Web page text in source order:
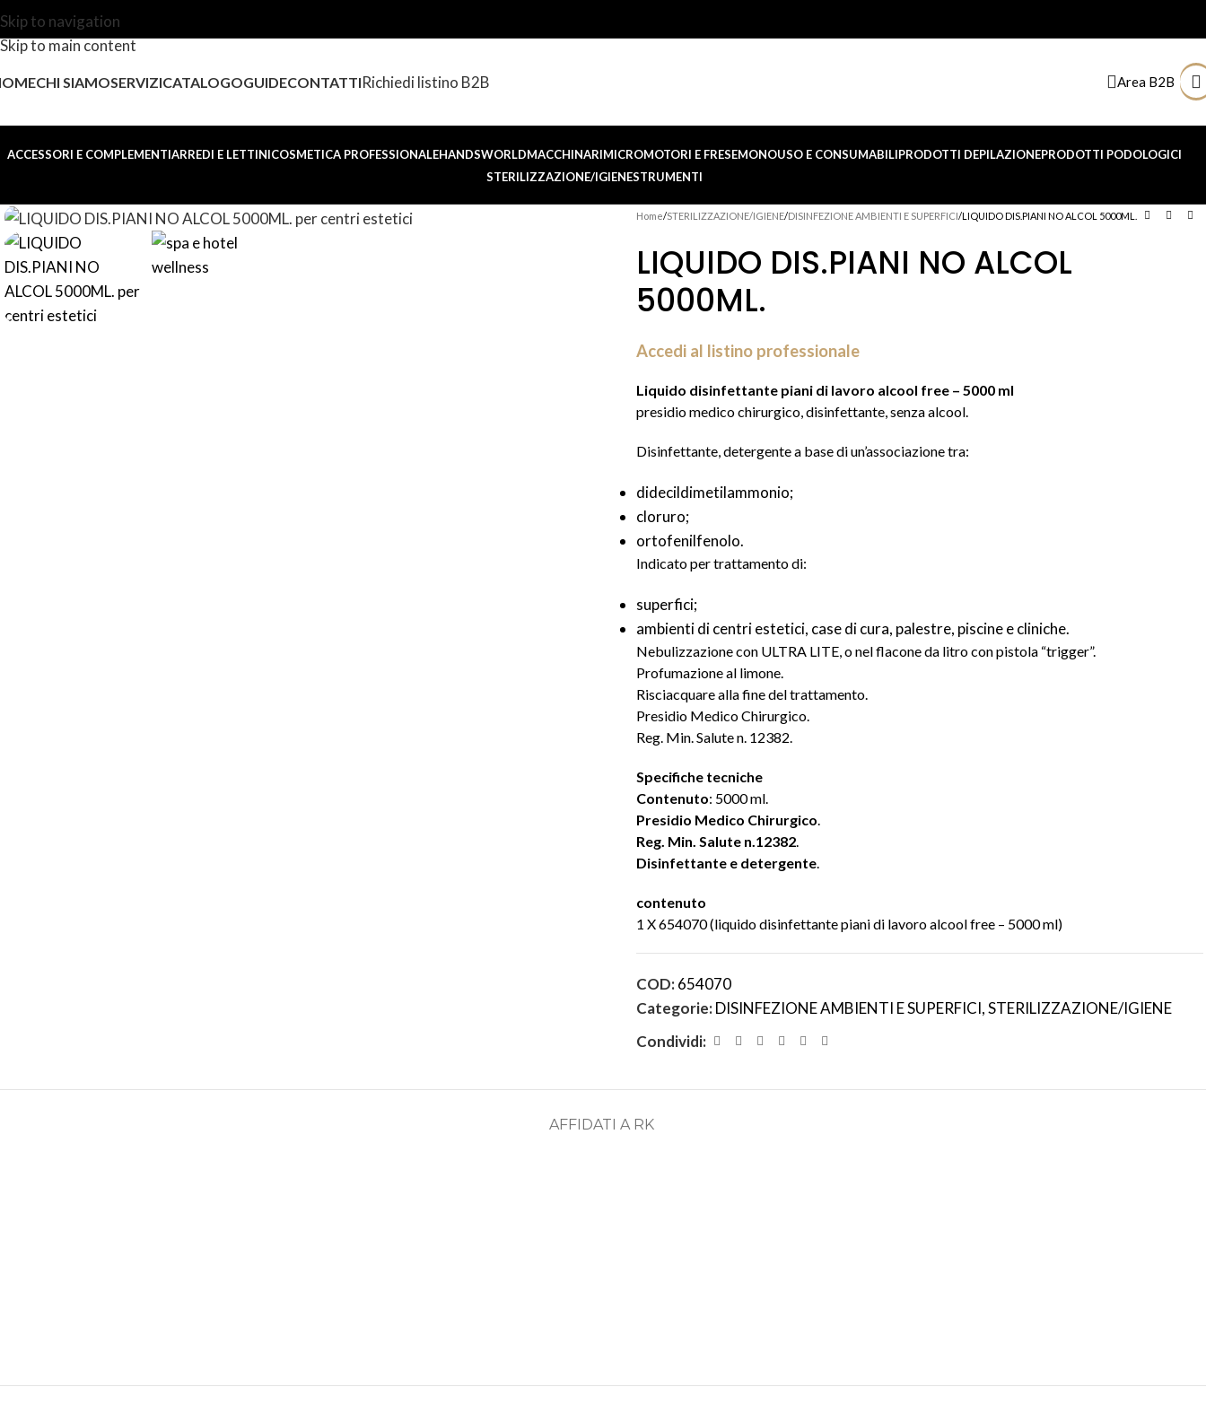
Skip to navigation
Skip to main content
CHI SIAMOSERVIZICATALOGOGUIDECONTATTIRichiedi listino B2B Area B2B
ACCESSORI E COMPLEMENTIARREDI E LETTINICOSMETICA PROFESSIONALEHANDSWORLDMACCHINARIMICROMOTORI E FRESEMONOUSO E CONSUMABILIPRODOTTI DEPILAZIONEPRODOTTI PODOLOGICI
STERILIZZAZIONE/IGIENESTRUMENTI
Home STERILIZZAZIONE/IGIENE DISINFEZIONE AMBIENTI E SUPERFICI LIQUIDO DIS.PIANI NO ALCOL 5000ML.
LIQUIDO DIS.PIANI NO ALCOL
5000ML.
Accedi al listino professionale
Liquido disinfettante piani di lavoro alcool free – 5000 ml
presidio medico chirurgico, disinfettante, senza alcool.
Disinfettante, detergente a base di un’associazione tra:
didecildimetilammonio;
cloruro;
ortofenilfenolo.
Indicato per trattamento di:
superfici;
ambienti di centri estetici, case di cura, palestre, piscine e cliniche.
Nebulizzazione con ULTRA LITE, o nel flacone da litro con pistola “trigger”.
Profumazione al limone.
Risciacquare alla fine del trattamento.
Presidio Medico Chirurgico.
Reg. Min. Salute n. 12382.
Specifiche tecniche
Contenuto: 5000 ml.
Presidio Medico Chirurgico.
Reg. Min. Salute n.12382.
Disinfettante e detergente.
contenuto
1 X 654070 (liquido disinfettante piani di lavoro alcool free – 5000 ml)
COD:654070
Categorie: DISINFEZIONE AMBIENTI E SUPERFICI,STERILIZZAZIONE/IGIENE
Condividi:
AFFIDATI A RK